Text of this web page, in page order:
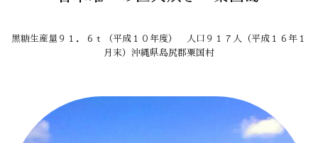
黒糖生産量９１．６ｔ（平成１０年度） 人口９１７人（平成１６年１
月末）沖縄県島尻郡粟国村